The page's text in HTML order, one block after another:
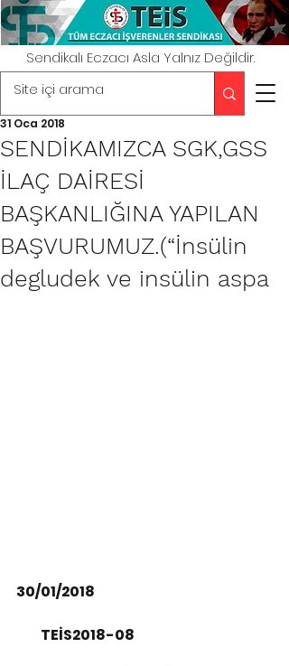
Sendikalı Eczacı Asla Yalnız Değildir.
SENDİKAMIZCA SGK,GSS
İLAÇ DAİRESİ
BAŞKANLIĞINA YAPILAN
BAŞVURUMUZ.(“İnsülin
degludek ve insülin aspa
31 Oca 2018
30/01/2018
TEİS2018-08